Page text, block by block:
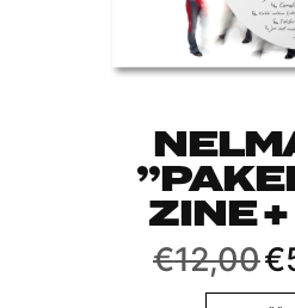
ZINE
€12,00
oli:
€